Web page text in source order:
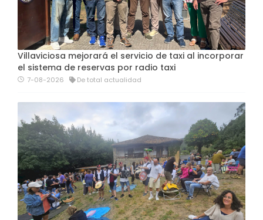
Villaviciosa mejorará el servicio de taxi al incorporar
el sistema de reservas por radio taxi
7-08-2026 De total actualidad